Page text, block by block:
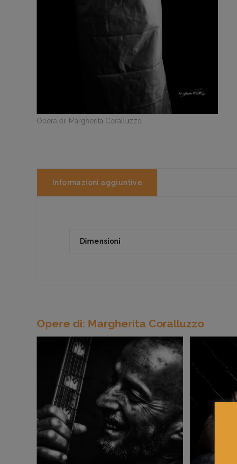
Opera di: Margherita Coralluzzo
Informazioni aggiuntive
Dimensioni
Opere di: Margherita Coralluzzo